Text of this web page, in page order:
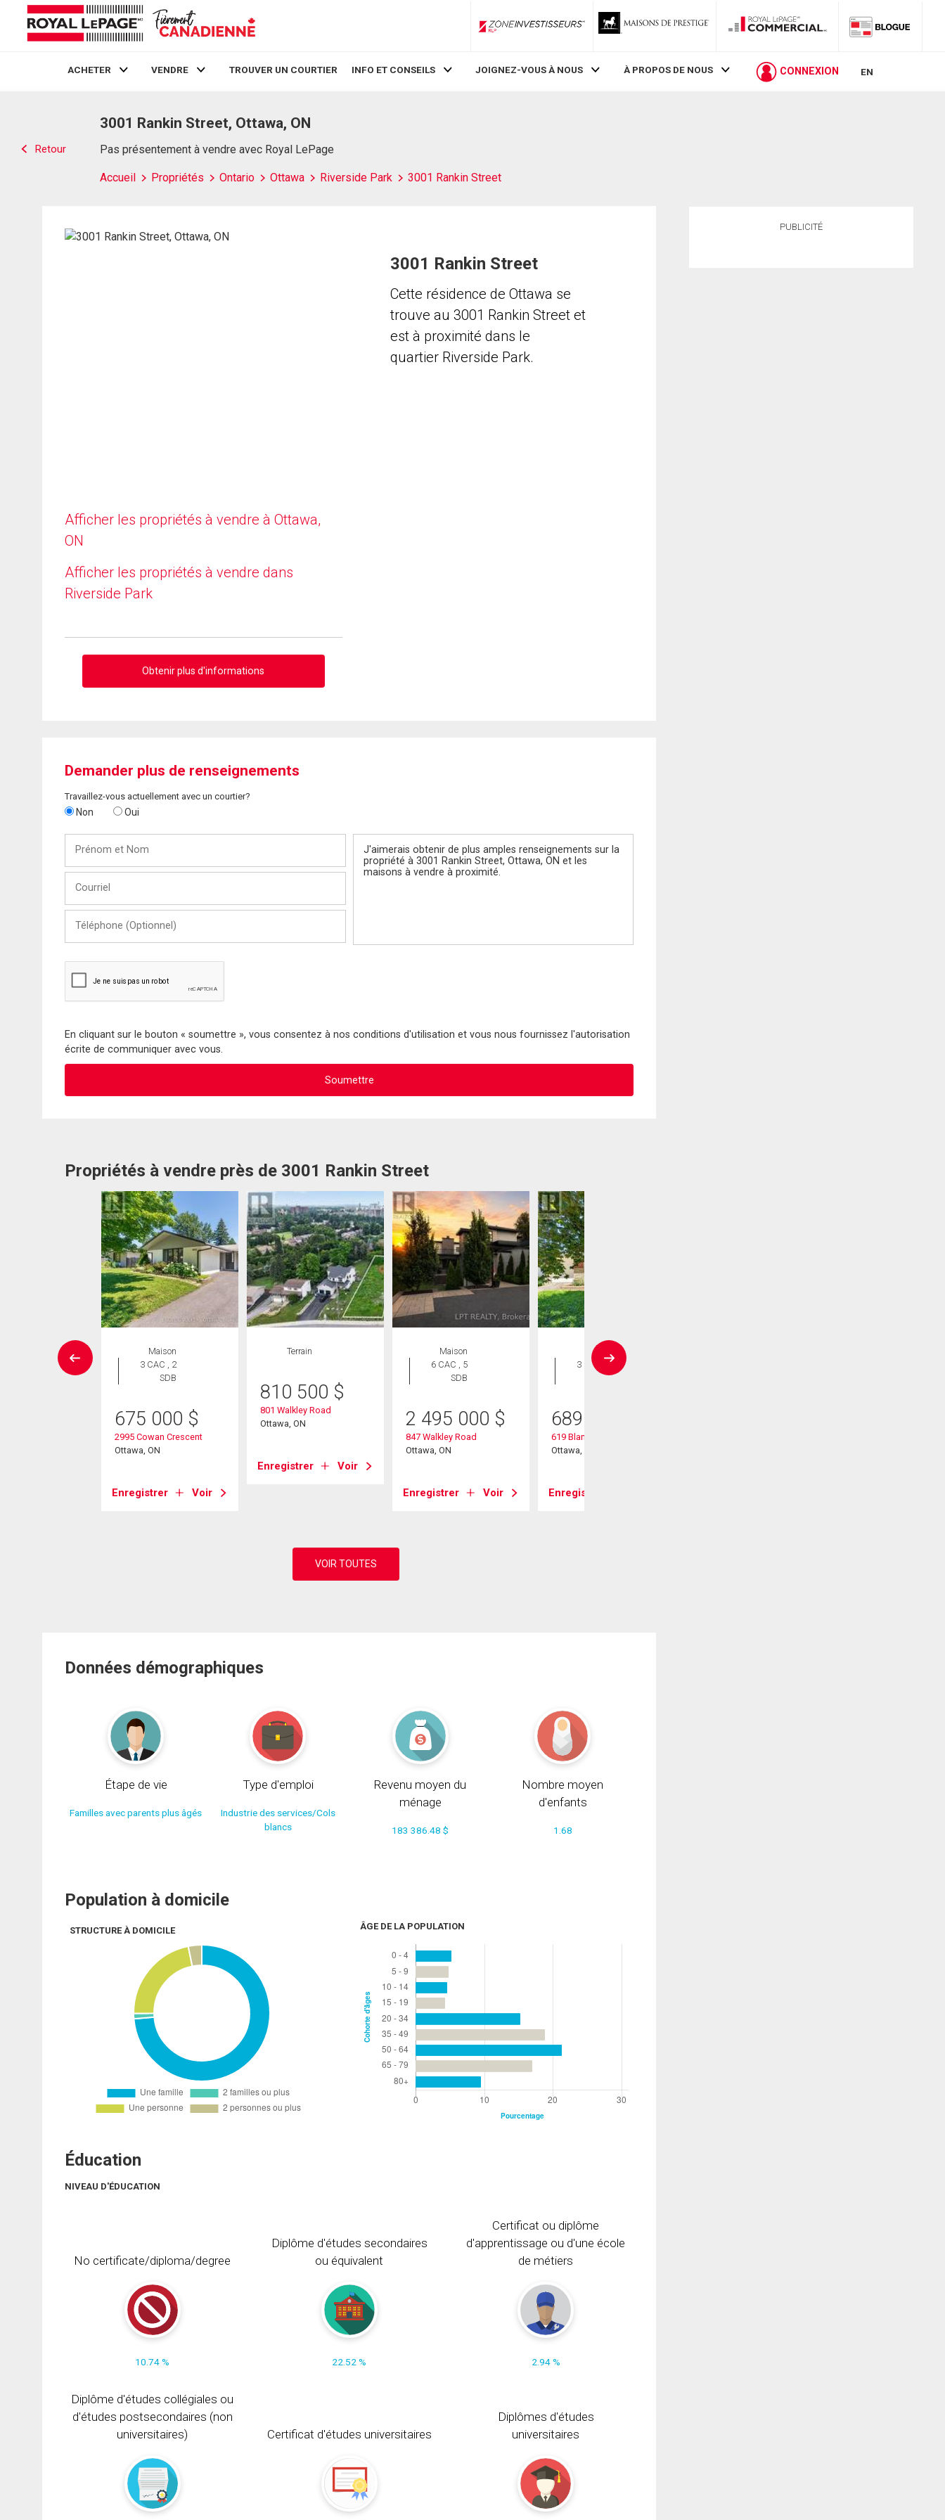
ZoneInvestisseurs RLP
ACHETER VENDRE TROUVER UN COURTIER INFO ET CONSEILS JOIGNEZ-VOUS À NOUS À PROPOS DE NOUS CONNEXION EN
Retour
3001 Rankin Street, Ottawa, ON
Pas présentement à vendre avec Royal LePage
Accueil Propriétés Ontario Ottawa Riverside Park 3001 Rankin Street
Afficher les propriétés à vendre à Ottawa,
ON
Afficher les propriétés à vendre dans
Riverside Park
Obtenir plus d'informations
3001 Rankin Street
Cette résidence de Ottawa se
trouve au 3001 Rankin Street et
est à proximité dans le
quartier Riverside Park.
Demander plus de renseignements
Travaillez-vous actuellement avec un courtier?
Non Oui
Nom
(Optionnel)
En cliquant sur le bouton « soumettre », vous consentez à nos conditions d'utilisation et vous nous fournissez l'autorisation
écrite de communiquer avec vous.
Propriétés à vendre près de 3001 Rankin Street
Maison
3 CAC , 2
SDB
675 000 $
2995 Cowan Crescent
Ottawa, ON
Enregistrer Voir
Terrain
810 500 $
801 Walkley Road
Ottawa, ON
Enregistrer Voir
Maison
6 CAC , 5
SDB
2 495 000 $
847 Walkley Road
Ottawa, ON
Enregistrer Voir
Maison
3 CAC , 1
SDB
689 900
619 Blanchard Crescent
Ottawa, ON
Enregistrer
Données démographiques
Étape de vie
Familles avec parents plus âgés
Type d'emploi
Industrie des services/Cols
blancs
Revenu moyen du
ménage
183 386.48 $
Nombre moyen
d'enfants
1.68
Population à domicile
STRUCTURE À DOMICILE ÂGE DE LA POPULATION
Éducation
NIVEAU D'ÉDUCATION
No certificate/diploma/degree
10.74 %
Diplôme d'études secondaires
ou équivalent
22.52 %
Certificat ou diplôme
d'apprentissage ou d'une école
de métiers
2.94 %
Diplôme d'études collégiales ou
d'études postsecondaires (non
universitaires)
Certificat d'études universitaires
Diplômes d'études
universitaires
PUBLICITÉ